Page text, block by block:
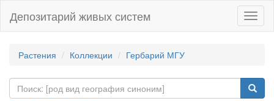
Депозитарий живых систем
Растения Коллекции Гербарий МГУ